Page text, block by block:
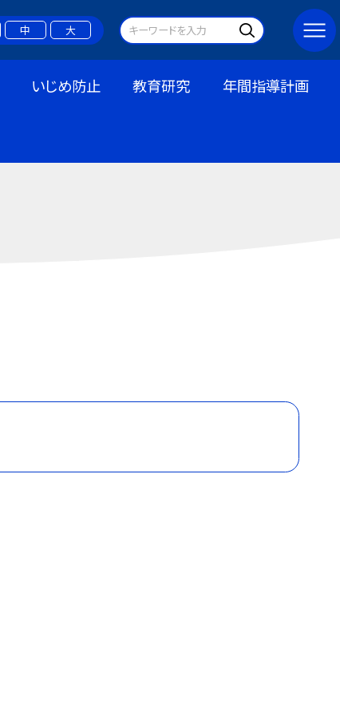
中 大
いじめ防止 教育研究 年間指導計画